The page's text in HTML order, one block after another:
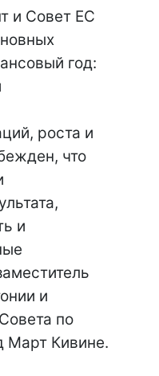
и Совет ЕС
год:
роста и
что
и
и
по
Март Кивине.